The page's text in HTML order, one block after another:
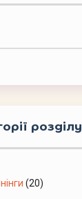
розділу
(20)